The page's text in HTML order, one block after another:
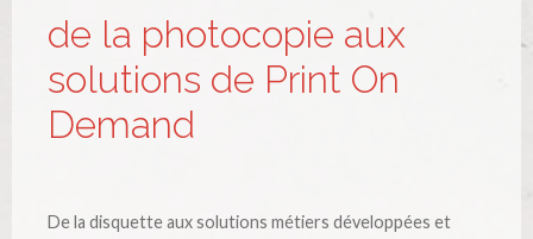
de la photocopie aux
solutions de Print On
Demand
De la disquette aux solutions métiers développées et